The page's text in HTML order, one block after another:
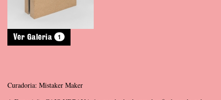
Ver Galeria 1
Curadoria: Mistaker Maker